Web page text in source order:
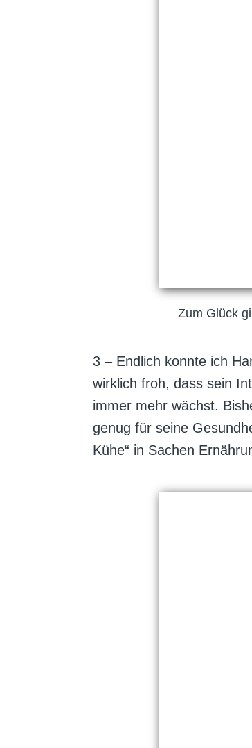
Zum Glück
3 – Endlich konnte ich
wirklich froh, dass sein
immer mehr wächst.
genug für seine
Kühe“ in Sachen